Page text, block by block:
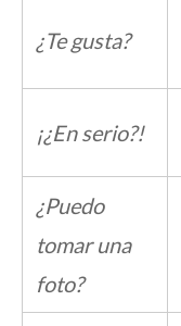
¿Te gusta?
¡¿En serio?!
¿Puedo
tomar una
foto?